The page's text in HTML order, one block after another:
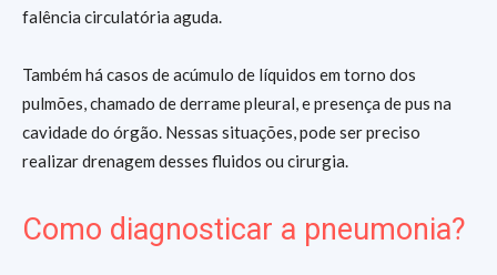
falência circulatória aguda.
Também há casos de acúmulo de líquidos em torno dos
pulmões, chamado de derrame pleural, e presença de pus na
cavidade do órgão. Nessas situações, pode ser preciso
realizar drenagem desses fluidos ou cirurgia.
Como diagnosticar a pneumonia?